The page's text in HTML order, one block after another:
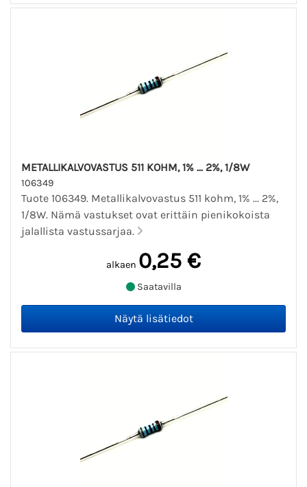
METALLIKALVOVASTUS 511 KOHM, 1% ... 2%, 1/8W
106349
Tuote 106349. Metallikalvovastus 511 kohm, 1% ... 2%,
1/8W. Nämä vastukset ovat erittäin pienikokoista
jalallista vastussarjaa.
alkaen 0,25 €
Saatavilla